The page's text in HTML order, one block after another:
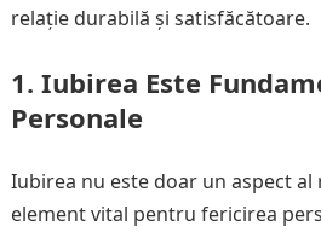
relație durabilă și satisfăcătoare.
1. Iubirea Este
Personale
Iubirea nu este doar un aspect al
element vital pentru fericirea